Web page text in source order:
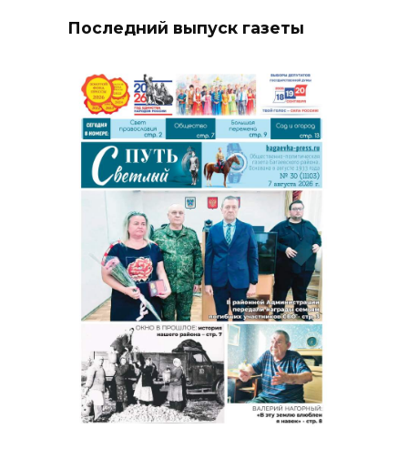
Последний выпуск газеты